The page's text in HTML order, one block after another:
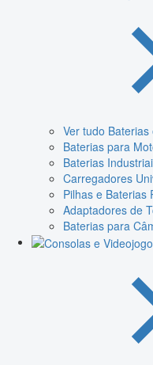
Ver tudo
Baterias para
Baterias
Carregadores
Pilhas e Baterias
Adaptadores de
Baterias para